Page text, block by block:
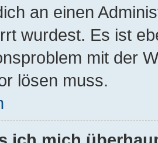
an einen
wurdest. Es ist
mit der
lösen muss.